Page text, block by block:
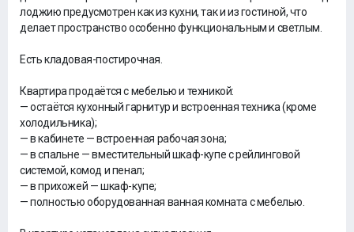
лоджию предусмотрен как из кухни, так и из гостиной, что
делает пространство особенно функциональным и светлым.
Есть кладовая-постирочная.
Квартира продаётся с мебелью и техникой:
— остаётся кухонный гарнитур и встроенная техника (кроме
холодильника);
— в кабинете — встроенная рабочая зона;
— в спальне — вместительный шкаф-купе с рейлинговой
системой, комод и пенал;
— в прихожей — шкаф-купе;
— полностью оборудованная ванная комната с мебелью.